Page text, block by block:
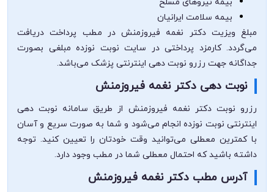
بیمه سلامت ایرانیان
مبلغ ویزیت دکتر نغمه فیروزمنش در مطب پرداخت دریافت
می‌گردد. کارمزد پرداختی در سایت نوبت نوزده مبلغی بصورت
جداگانه جهت رزرو نوبت دهی اینترنتی پزشک می‌باشد.
نوبت دهی دکتر نغمه فیروزمنش
رزرو نوبت دکتر نغمه فیروزمنش از طریق سامانه نوبت دهی
اینترنتی نوبت نوزده انجام می‌شود و شما به صورت سریع و آسان
با کمترین معطلی می‌توانید وقت خودتان را تعیین کنید. توجه
داشته باشید که احتمال معطلی شما در مطب وجود دارد.
آدرس مطب دکتر نغمه فیروزمنش